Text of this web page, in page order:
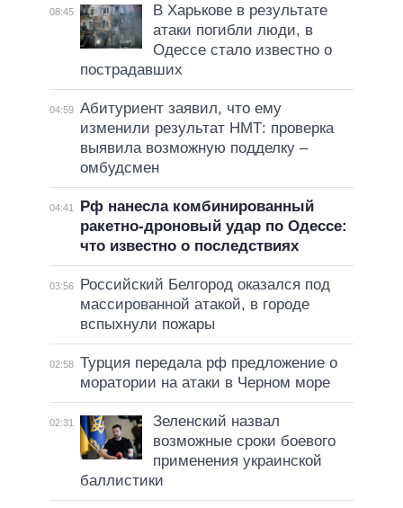
08:45
В Харькове в результате
атаки погибли люди, в
Одессе стало известно о
пострадавших
04:59 Абитуриент заявил, что ему
изменили результат НМТ: проверка
выявила возможную подделку –
омбудсмен
04:41
Рф нанесла комбинированный
ракетно-дроновый удар по Одессе:
что известно о последствиях
03:56
Российский Белгород оказался под
массированной атакой, в городе
вспыхнули пожары
02:58 Турция передала рф предложение о
моратории на атаки в Черном море
02:31
Зеленский назвал
возможные сроки боевого
применения украинской
баллистики